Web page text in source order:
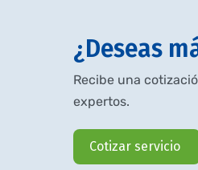
¿Deseas
Recibe una
expertos.
Cotizar servicio